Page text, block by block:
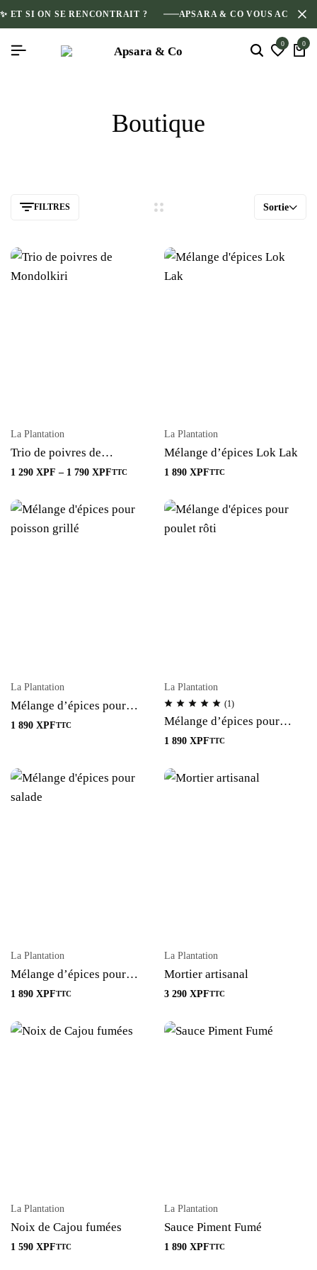
✨ ET SI ON SE RENCONTRAIT ? APSARA & CO VOUS
0 0
Boutique
FILTRES Sortie
La Plantation
Trio de poivres de
Mondolkiri
1 290 XPF – 1 790 XPFTTC
La Plantation
Mélange d’épices Lok Lak
1 890 XPFTTC
La Plantation
Mélange d’épices pour
poisson grillé
1 890 XPFTTC
La Plantation
(1)
Mélange d’épices pour
poulet rôti
1 890 XPFTTC
La Plantation
Mélange d’épices pour
salade
1 890 XPFTTC
La Plantation
Mortier artisanal
3 290 XPFTTC
La Plantation
Noix de Cajou fumées
1 590 XPFTTC
La Plantation
Sauce Piment Fumé
1 890 XPFTTC